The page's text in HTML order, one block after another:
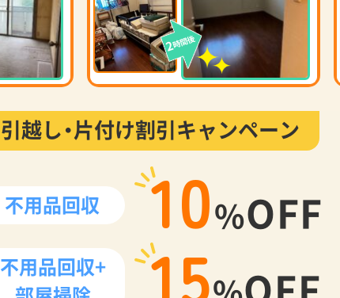
2時間後
引越し・片付け割引キャンペーン
不用品回収 10%OFF
不用品回収+
15